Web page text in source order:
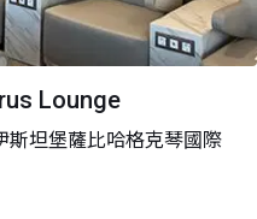
Lounge
斯坦堡薩比哈格克琴國際